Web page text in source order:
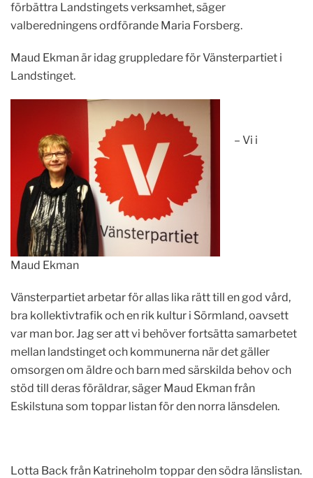
förbättra Landstingets verksamhet, säger
valberedningens ordförande Maria Forsberg.
Maud Ekman är idag gruppledare för Vänsterpartiet i
Landstinget.
Maud Ekman
– Vi i
Vänsterpartiet arbetar för allas lika rätt till en god vård,
bra kollektivtrafik och en rik kultur i Sörmland, oavsett
var man bor. Jag ser att vi behöver fortsätta samarbetet
mellan landstinget och kommunerna när det gäller
omsorgen om äldre och barn med särskilda behov och
stöd till deras föräldrar, säger Maud Ekman från
Eskilstuna som toppar listan för den norra länsdelen.
Lotta Back från Katrineholm toppar den södra länslistan.